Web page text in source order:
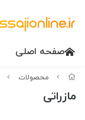
صفحه اصلی
محصولات
مازراتی